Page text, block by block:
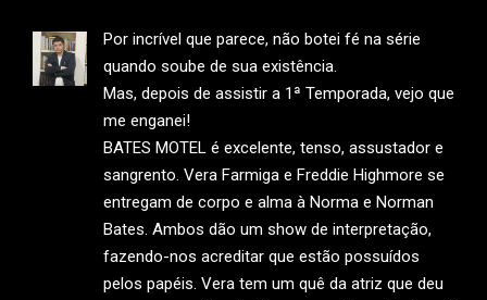
Por incrível que parece, não botei fé na série
quando soube de sua existência.
Mas, depois de assistir a 1ª Temporada, vejo que
me enganei!
BATES MOTEL é excelente, tenso, assustador e
sangrento. Vera Farmiga e Freddie Highmore se
entregam de corpo e alma à Norma e Norman
Bates. Ambos dão um show de interpretação,
fazendo-nos acreditar que estão possuídos
pelos papéis. Vera tem um quê da atriz que deu